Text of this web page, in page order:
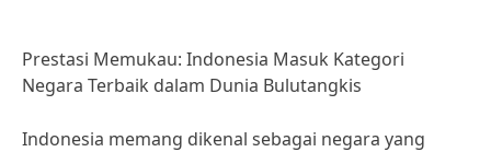
Prestasi Memukau: Indonesia Masuk Kategori
Negara Terbaik dalam Dunia Bulutangkis
Indonesia memang dikenal sebagai negara yang